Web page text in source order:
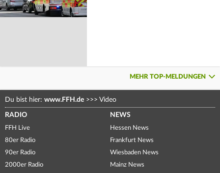
MEHR TOP-MELDUNGEN
Du bist hier: www.FFH.de >>> Video
RADIO
FFH Live
80er Radio
90er Radio
2000er Radio
NEWS
Hessen News
Frankfurt News
Wiesbaden News
Mainz News